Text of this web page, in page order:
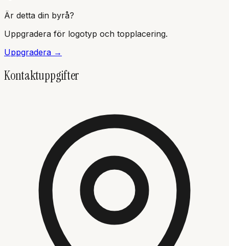
Är detta din byrå?
Uppgradera för logotyp och topplacering.
Uppgradera →
Kontaktuppgifter